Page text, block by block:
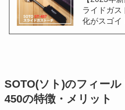
ライドガス
化がスゴイ
SOTO(ソト)のフィー
450の特徴・メリット